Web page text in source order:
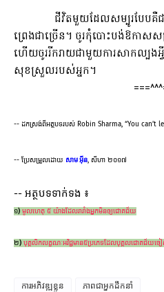
ជីវិតមួយដែលសម្បូរបែប​គឺជ
ព្រេង​ជាច្រើន។ ចូរកុំបោះបង់​ឱកាស
ហើយចូររីករាយ​ជាមួយការសាកល្បង​
សុខស្រួល​របស់អ្នក។
-- ដកស្រង់ពីអត្ថបទរបស់ Robin Sharma, “You
-- ប្រែសម្រួលដោយ សាម អ៊ីន, សីហា ២០១៧
-- អត្ថបទទាក់ទង ៖
១) មូលហេតុ​ ៥ យ៉ាងដែលរារាំងអ្នកមិនឲ្យជោគជ័យ
២) បុគ្គលិកលក្ខណៈអវិជ្ជមាន៥ប្រភេទដែលបុគ្គលជោគជ័យចៀ
ការអភិវឌ្ឍខ្លួន ភាពជាអ្នកដឹកនាំ